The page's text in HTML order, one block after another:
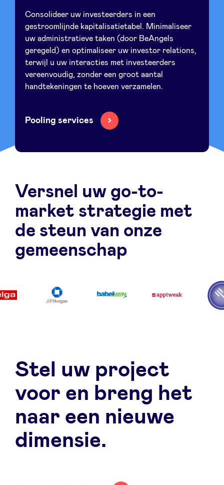
Consolideer uw investeerders in een
gestroomlijnde kapitalisatietabel. Minimaliseer
uw administratieve taken (door BeAngels
geregeld) en optimaliseer uw investor relations,
terwijl u uw interacties met investeerders
vereenvoudig, zonder een groot aantal
handtekeningen te hoeven verzamelen.
Pooling services
Versnel uw go-to-
market strategie met
de steun van onze
gemeenschap
Stel uw project
voor en breng het
naar een nieuwe
dimensie.